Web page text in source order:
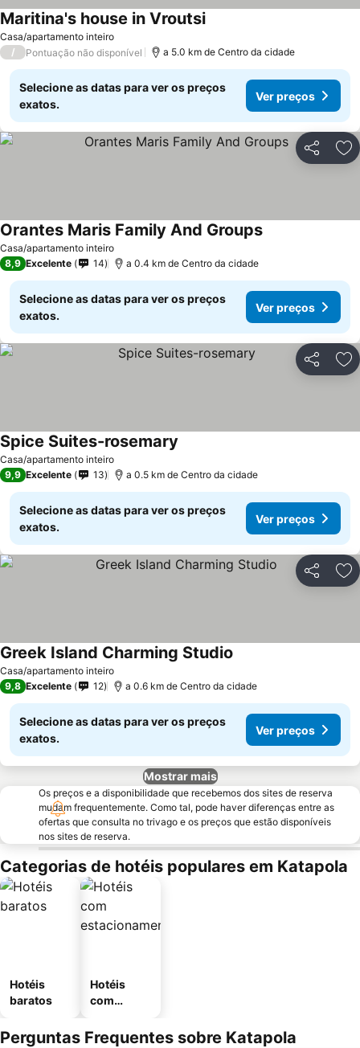
Casa/apartamento inteiro
Maritina's house in Vroutsi
/ Pontuação não disponível a 5.0 km de Centro da cidade
Selecione as datas para ver os preços
exatos.
Ver preços
Partilhar
Casa/apartamento inteiro
Orantes Maris Family And Groups
8,9 Excelente 14 a 0.4 km de Centro da cidade
Selecione as datas para ver os preços
exatos.
Ver preços
Partilhar
Casa/apartamento inteiro
Spice Suites-rosemary
9,9 Excelente 13 a 0.5 km de Centro da cidade
Selecione as datas para ver os preços
exatos.
Ver preços
Partilhar
Casa/apartamento inteiro
Greek Island Charming Studio
9,8 Excelente 12 a 0.6 km de Centro da cidade
Selecione as datas para ver os preços
exatos.
Ver preços
Mostrar mais
Os preços e a disponibilidade que recebemos dos sites de reserva
mudam frequentemente. Como tal, pode haver diferenças entre as
ofertas que consulta no trivago e os preços que estão disponíveis
nos sites de reserva.
Categorias de hotéis populares em Katapola
Hotéis
baratos
Hotéis
com
mento
Perguntas Frequentes sobre Katapola